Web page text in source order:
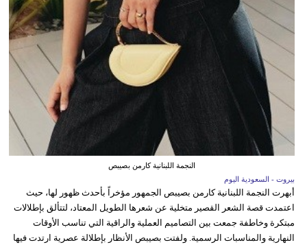
النجمة اللبنانية كارمن بصيبص
بيروت - السعودية اليوم
أبهرت النجمة اللبنانية كارمن بصيبص الجمهور مؤخراً بأحدث ظهور لها، حيث
اعتمدت قصة الشعر القصير متخلية عن شعرها الطويل المعتاد، لتتألق بإطلالات
مبتكرة وخاطفة جمعت بين التصاميم العملية والراقية التي تناسب الأوقات
النهارية والمناسبات الرسمية. ولفتت بصيبص الأنظار بإطلالة عصرية ارتدت فيها